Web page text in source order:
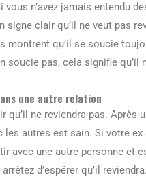
vous n’avez jamais entendu
signe clair qu’il ne veut pas
montrent qu’il se soucie
soucie pas, cela signifie qu’il
une autre relation
qu’il ne reviendra pas. Après
les autres est sain. Si votre ex
avec une autre personne et
d’espérer qu’il reviendra.